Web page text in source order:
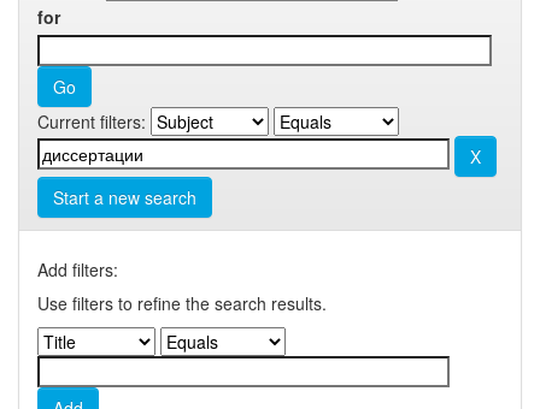
for
Current filters:
Start a new search
Add filters:
Use filters to refine the search results.